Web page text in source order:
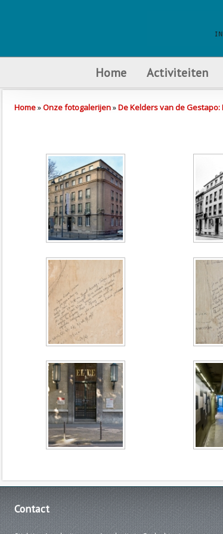
Home Activiteiten
Home»Onze fotogalerijen»De Kelders van de
Contact